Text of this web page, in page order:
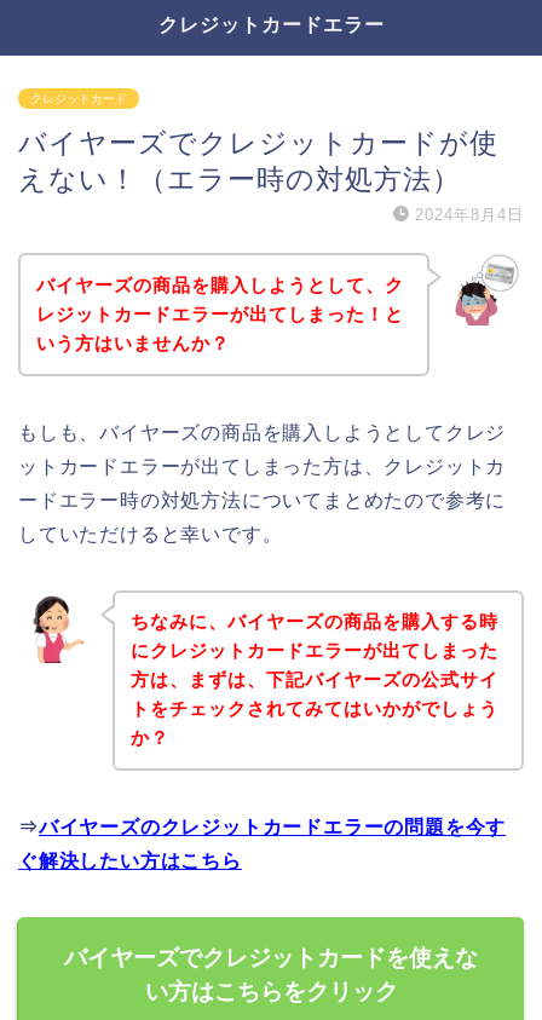
クレジットカードエラー
クレジットカード
バイヤーズでクレジットカードが使
えない！（エラー時の対処方法）
2024年8月4日
バイヤーズの商品を購入しようとして、ク
レジットカードエラーが出てしまった！と
いう方はいませんか？
もしも、バイヤーズの商品を購入しようとしてクレジ
ットカードエラーが出てしまった方は、クレジットカ
ードエラー時の対処方法についてまとめたので参考に
していただけると幸いです。
ちなみに、バイヤーズの商品を購入する時
にクレジットカードエラーが出てしまった
方は、まずは、下記バイヤーズの公式サイ
トをチェックされてみてはいかがでしょう
か？
⇒バイヤーズのクレジットカードエラーの問題を今す
ぐ解決したい方はこちら
バイヤーズでクレジットカードを使えな
い方はこちらをクリック